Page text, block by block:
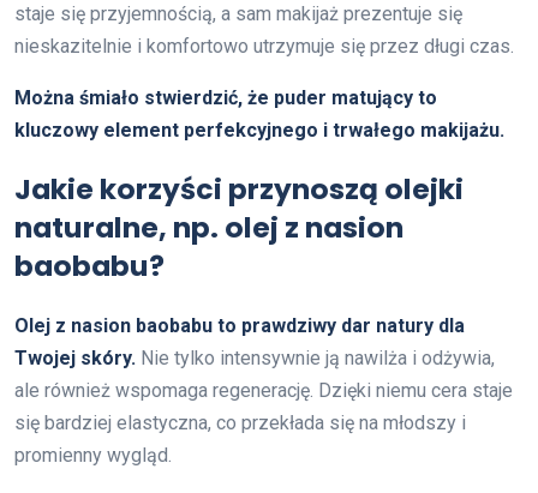
staje się przyjemnością, a sam makijaż prezentuje się
nieskazitelnie i komfortowo utrzymuje się przez długi czas.
Można śmiało stwierdzić, że puder matujący to
kluczowy element perfekcyjnego i trwałego makijażu.
Jakie korzyści przynoszą olejki
naturalne, np. olej z nasion
baobabu?
Olej z nasion baobabu to prawdziwy dar natury dla
Twojej skóry. Nie tylko intensywnie ją nawilża i odżywia,
ale również wspomaga regenerację. Dzięki niemu cera staje
się bardziej elastyczna, co przekłada się na młodszy i
promienny wygląd.